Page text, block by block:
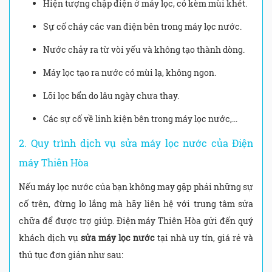
Hiện tượng chập điện ở máy lọc, có kèm mùi khét.
Sự cố cháy các van điện bên trong máy lọc nước.
Nước chảy ra từ vòi yếu và không tạo thành dòng.
Máy lọc tạo ra nước có mùi lạ, không ngon.
Lõi lọc bẩn do lâu ngày chưa thay.
Các sự cố về linh kiện bên trong máy lọc nước,...
2. Quy trình dịch vụ sửa máy lọc nước của Điện
máy Thiên Hòa
Nếu máy lọc nước của bạn không may gặp phải những sự
cố trên, đừng lo lắng mà hãy liên hệ với trung tâm sửa
chữa để được trợ giúp. Điện máy Thiên Hòa gửi đến quý
khách dịch vụ sửa máy lọc nước tại nhà uy tín, giá rẻ và
thủ tục đơn giản như sau: